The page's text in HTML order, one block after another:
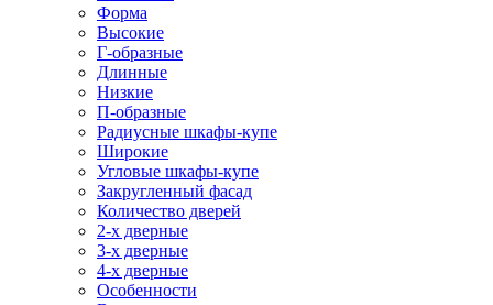
Форма
Высокие
Г-образные
Длинные
Низкие
П-образные
Радиусные шкафы-купе
Широкие
Угловые шкафы-купе
Закругленный фасад
Количество дверей
2-х дверные
3-х дверные
4-х дверные
Особенности